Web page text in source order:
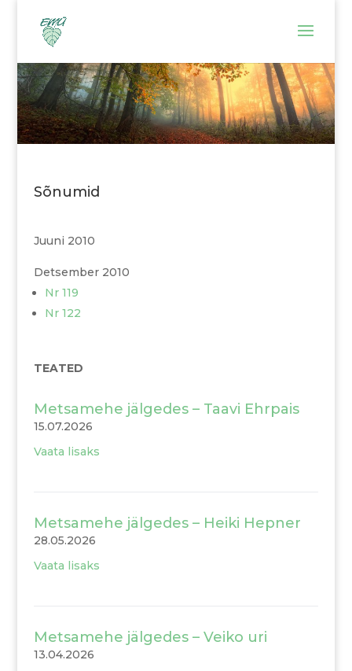
Sõnumid
Juuni 2010
Detsember 2010
Nr 119
Nr 122
TEATED
Metsamehe jälgedes – Taavi Ehrpais
15.07.2026
Vaata lisaks
Metsamehe jälgedes – Heiki Hepner
28.05.2026
Vaata lisaks
Metsamehe jälgedes – Veiko uri
13.04.2026